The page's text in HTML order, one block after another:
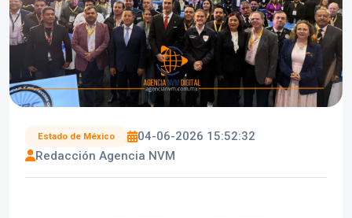
Estado de México
04-06-2026 15:52:32
Redacción Agencia NVM